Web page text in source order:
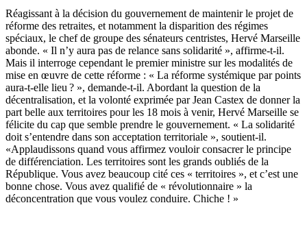
Réagissant à la décision du gouvernement de maintenir le projet de
réforme des retraites, et notamment la disparition des régimes
spéciaux, le chef de groupe des sénateurs centristes, Hervé Marseille
abonde. « Il n’y aura pas de relance sans solidarité », affirme-t-il.
Mais il interroge cependant le premier ministre sur les modalités de
mise en œuvre de cette réforme : « La réforme systémique par points
aura-t-elle lieu ? », demande-t-il. Abordant la question de la
décentralisation, et la volonté exprimée par Jean Castex de donner la
part belle aux territoires pour les 18 mois à venir, Hervé Marseille se
félicite du cap que semble prendre le gouvernement. « La solidarité
doit s’entendre dans son acceptation territoriale », soutient-il.
«Applaudissons quand vous affirmez vouloir consacrer le principe
de différenciation. Les territoires sont les grands oubliés de la
République. Vous avez beaucoup cité ces « territoires », et c’est une
bonne chose. Vous avez qualifié de « révolutionnaire » la
déconcentration que vous voulez conduire. Chiche ! »